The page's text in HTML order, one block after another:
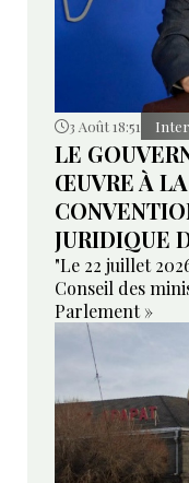
3 Août 18:51
LE
ŒUVRE À
JURIDIQUE
"Le 22 juillet
Conseil des
Parlement »